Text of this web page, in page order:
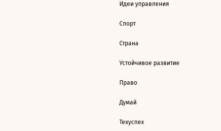
Идеи управления
Спорт
Страна
Устойчивое развитие
Право
Думай
Техуспех